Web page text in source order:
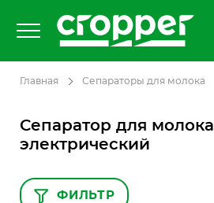
Главная Сепараторы для молока
Сепаратор для молока
электрический
ФИЛЬТР